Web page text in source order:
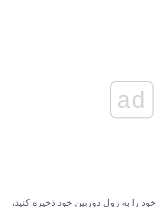
ad
اگر تصمیم می گیرید GIF خود را به رول دوربین خود ذخیره کنید،